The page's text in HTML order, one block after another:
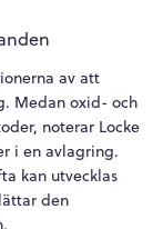
av att
Medan oxid- och
noterar Locke
i en avlagring.
kan utvecklas
den